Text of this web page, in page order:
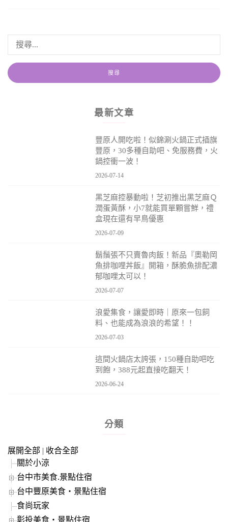
最新文章
豐原人開吃啦！似錦涮火鍋正式插旗
豐原，30多種自助吧、免服務費，火
鍋控衝一波！
2026-07-14
黑芝麻控暴動啦！芝初推出黑芝麻Ｑ
潤蛋黃酥，小7就能買單顆嘗鮮，禮
盒現在還有早鳥優惠
2026-07-09
鬍鬚張不只賣魯肉飯！新品『奧勒岡
魚排咖哩丼飯』開箱，酥脆魚排配濃
郁咖哩太可以！
2026-07-07
浪愛集食，讓愛即時｜原來一包飼
料、也能成為浪浪的希望！！
2026-07-03
這間火鍋店太誇張，150種自助吧吃
到飽，388元起直接吃翻天！
2026-06-24
分類
展開全部 | 收合全部
關於小涼
台中市美食.景點住宿
台中豐原美食‧景點住宿
食尚玩家
彰投美食‧景點住宿